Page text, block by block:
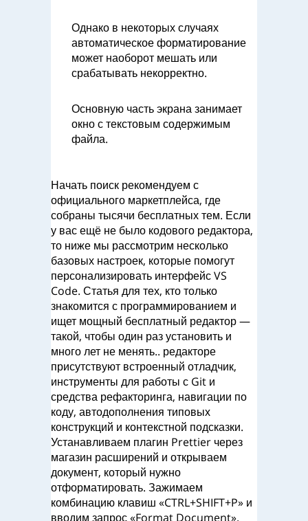
Однако в некоторых случаях
автоматическое форматирование
может наоборот мешать или
срабатывать некорректно.
Основную часть экрана занимает
окно с текстовым содержимым
файла.
Начать поиск рекомендуем с
официального маркетплейса, где
собраны тысячи бесплатных тем. Если
у вас ещё не было кодового редактора,
то ниже мы рассмотрим несколько
базовых настроек, которые помогут
персонализировать интерфейс VS
Code. Статья для тех, кто только
знакомится с программированием и
ищет мощный бесплатный редактор —
такой, чтобы один раз установить и
много лет не менять.. редакторе
присутствуют встроенный отладчик,
инструменты для работы с Git и
средства рефакторинга, навигации по
коду, автодополнения типовых
конструкций и контекстной подсказки.
Устанавливаем плагин Prettier через
магазин расширений и открываем
документ, который нужно
отформатировать. Зажимаем
комбинацию клавиш «CTRL+SHIFT+P» и
вводим запрос «Format Document».